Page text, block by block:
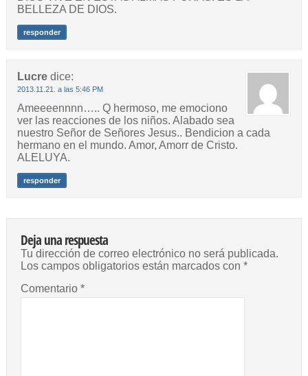
BELLEZA DE DIOS.
responder
Lucre dice:
2013.11.21. a las 5:46 PM
Ameeeennnn….. Q hermoso, me emociono
ver las reacciones de los niños. Alabado sea
nuestro Señor de Señores Jesus.. Bendicion a cada
hermano en el mundo. Amor, Amorr de Cristo.
ALELUYA.
responder
Deja una respuesta
Tu dirección de correo electrónico no será publicada.
Los campos obligatorios están marcados con *
Comentario *